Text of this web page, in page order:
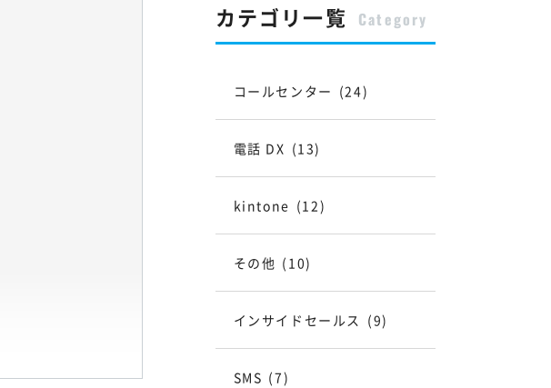
カテゴリ一覧 Category
コールセンター (24)
電話 DX (13)
kintone (12)
その他 (10)
インサイドセールス (9)
SMS (7)